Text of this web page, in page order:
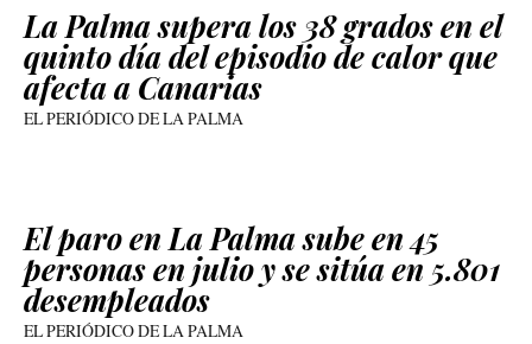
La Palma supera los 38 grados en el
quinto día del episodio de calor que
afecta a Canarias
EL PERIÓDICO DE LA PALMA
El paro en La Palma sube en 45
personas en julio y se sitúa en 5.801
desempleados
EL PERIÓDICO DE LA PALMA